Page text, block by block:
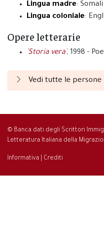
Lingua madre: Somali
Lingua coloniale:
Opere letterarie
`Storia vera`, 1998 -
Vedi tutte le persone
© Banca dati degli Scrittori
Letteratura Italiana della
Informativa Crediti